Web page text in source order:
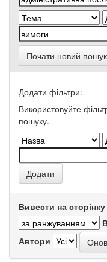
Почати новий пошук
Додати фільтри:
Використовуйте
пошуку.
Вивести на сторінку
Автори